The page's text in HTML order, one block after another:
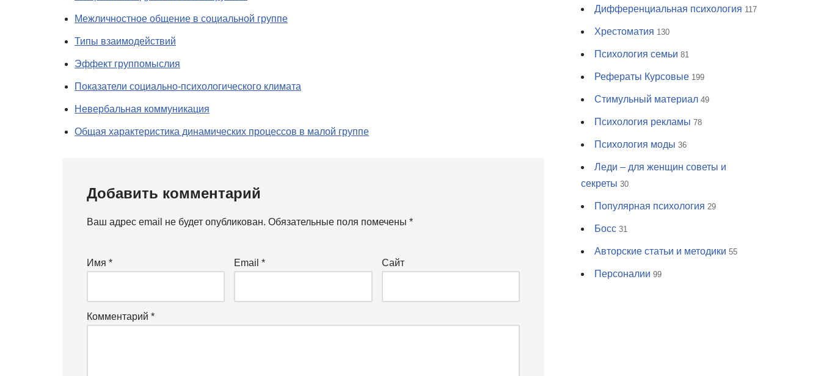
Межличностное общение в социальной группе
Типы взаимодействий
Эффект группомыслия
Показатели социально-психологического климата
Невербальная коммуникация
Общая характеристика динамических процессов в малой группе
Добавить комментарий
Ваш адрес email не будет опубликован. Обязательные поля помечены *
Имя * Email* Сайт
Комментарий *
Дифференциальная психология 117
Хрестоматия 130
Психология семьи 81
Рефераты Курсовые 199
Стимульный материал 49
Психология рекламы 78
Психология моды 36
Леди – для женщин советы и
секреты 30
Популярная психология 29
Босс 31
Авторские статьи и методики 55
Персоналии 99